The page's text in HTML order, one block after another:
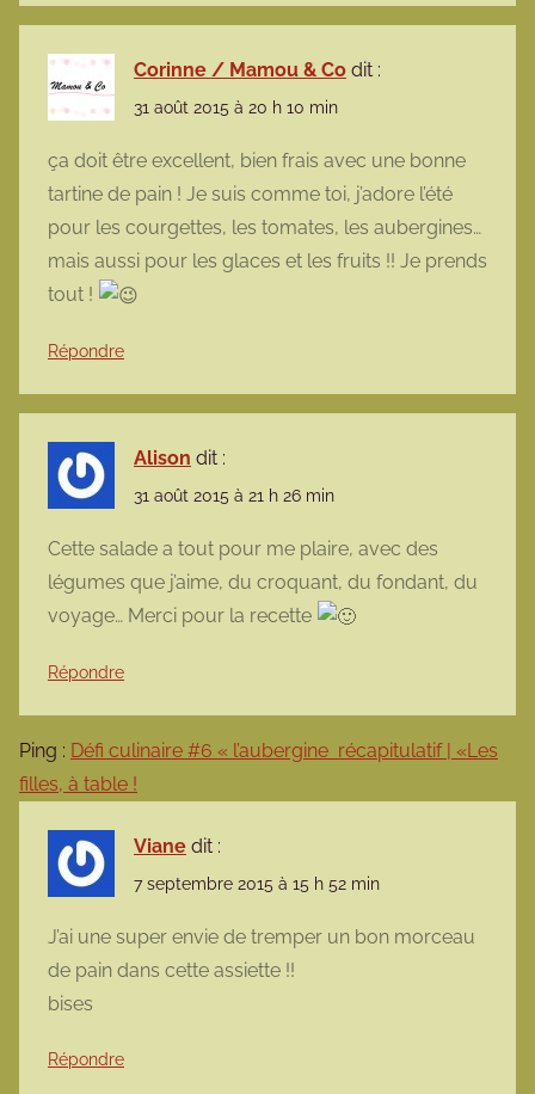
Corinne / Mamou & Co dit :
31 août 2015 à 20 h 10 min
ça doit être excellent, bien frais avec une bonne
tartine de pain ! Je suis comme toi, j’adore l’été
pour les courgettes, les tomates, les aubergines…
mais aussi pour les glaces et les fruits !! Je prends
tout !
Répondre
Alison dit :
31 août 2015 à 21 h 26 min
Cette salade a tout pour me plaire, avec des
légumes que j’aime, du croquant, du fondant, du
voyage… Merci pour la recette
Répondre
Ping : Défi culinaire #6 « l’aubergine récapitulatif | «Les
filles, à table !
Viane dit :
7 septembre 2015 à 15 h 52 min
J’ai une super envie de tremper un bon morceau
de pain dans cette assiette !!
bises
Répondre